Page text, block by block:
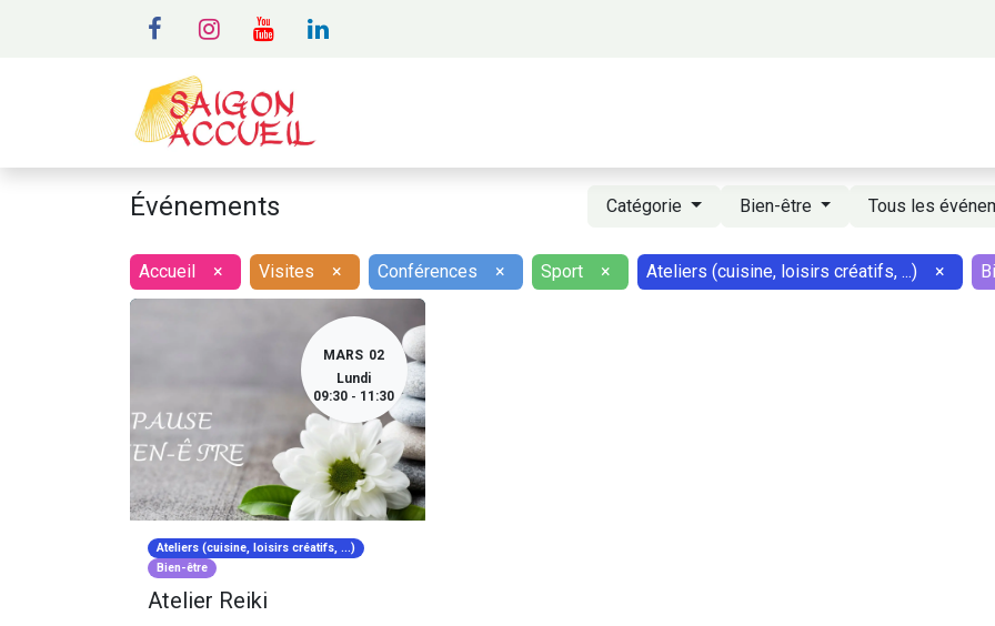
Événements Catégorie Bien-être Tous les
Accueil × Visites × Conférences × Sport × Ateliers (cuisine, loisirs créatifs, ...) ×
MARS 02
Lundi
09:30 - 11:30
Ateliers (cuisine, loisirs créatifs, ...)
Bien-être
Atelier Reiki